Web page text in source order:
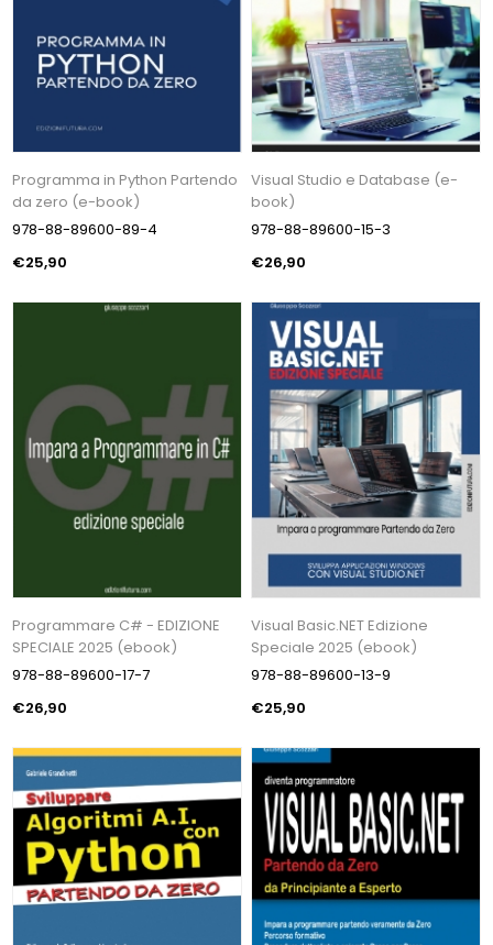
Programma in Python Partendo
da zero (e-book)
978-88-89600-89-4
€25,90
Visual Studio e Database (e-
book)
978-88-89600-15-3
€26,90
Programmare C# - EDIZIONE
SPECIALE 2025 (ebook)
978-88-89600-17-7
€26,90
Visual Basic.NET Edizione
Speciale 2025 (ebook)
978-88-89600-13-9
€25,90